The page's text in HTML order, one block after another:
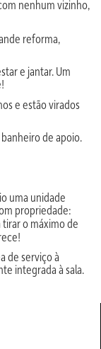
nenhum vizinho,
reforma,
e jantar. Um
e estão virados
de apoio.
uma unidade
propriedade:
tirar o máximo de
de serviço à
integrada à sala.